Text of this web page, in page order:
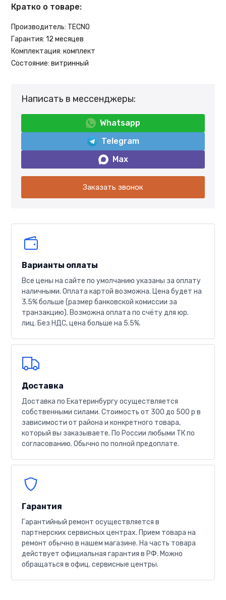
Кратко о товаре:
Производитель: TECNO
Гарантия: 12 месяцев
Комплектация: комплект
Состояние: витринный
Написать в мессенджеры:
Whatsapp
Telegram
Max
Заказать звонок
Варианты оплаты
Все цены на сайте по умолчанию указаны за оплату
наличными. Оплата картой возможна. Цена будет на
3.5% больше (размер банковской комиссии за
транзакцию). Возможна оплата по счёту для юр.
лиц. Без НДС, цена больше на 5.5%.
Доставка
Доставка по Екатеринбургу осуществляется
собственными силами. Стоимость от 300 до 500 р в
зависимости от района и конкретного товара,
который вы заказываете. По России любыми ТК по
согласованию. Обычно по полной предоплате.
Гарантия
Гарантийный ремонт осуществляется в
партнерских сервисных центрах. Прием товара на
ремонт обычно в нашем магазине. На часть товара
действует официальная гарантия в РФ. Можно
обращаться в офиц. сервисные центры.